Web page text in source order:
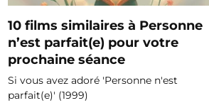
10 films similaires à Personne
n’est parfait(e) pour votre
prochaine séance
Si vous avez adoré 'Personne n'est
parfait(e)' (1999)